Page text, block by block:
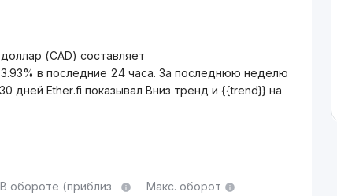
(CAD) составляет
в последние 24 часа. За последнюю неделю
дней Ether.fi показывал Вниз тренд и {{trend}} на
В обороте (приблиз
Макс. оборот